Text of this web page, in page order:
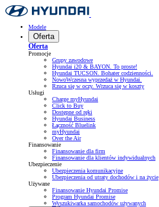
Modele
Oferta
Oferta
Promocje
Grupy zawodowe
Hyundai i20 & BAYON. To proste!
Hyundai TUCSON. Bohater codzienności.
NowoWczesna wyprzedaż w Hyundai.
Rzuca się w oczy. Wrzuca się w koszty
Usługi
Charge myHyundai
Click to Buy
Dostępne od ręki
Hyundai Business
Łączność Bluelink
myHyundai
Over the Air
Finansowanie
Finansowanie dla firm
Finansowanie dla klientów indywidualnych
Ubezpieczenie
Ubezpieczenia komunikacyjne
Ubezpieczenia od utraty dochodów i na życie
Używane
Finansowanie Hyundai Promise
Program Hyundai Promise
Wyszukiwarka samochodów używanych